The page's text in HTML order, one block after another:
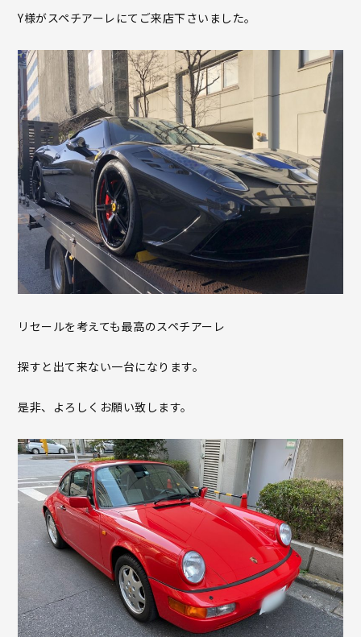
Y様がスペチアーレにてご来店下さいました。
リセールを考えても最高のスペチアーレ
探すと出て来ない一台になります。
是非、よろしくお願い致します。